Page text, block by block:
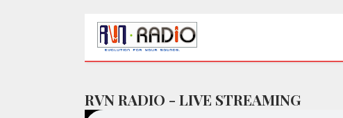
RVN RADIO - LIVE STREAMING